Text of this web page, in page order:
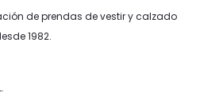
de prendas de vestir y calzado
1982.